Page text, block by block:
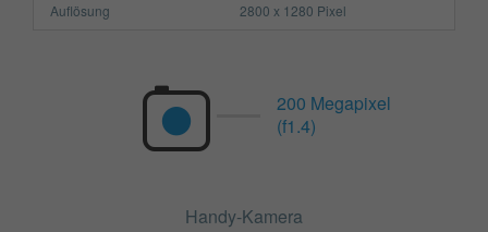
Auflösung
2800 x 1280 Pixel
200 Megapixel
(f1.4)
Handy-Kamera